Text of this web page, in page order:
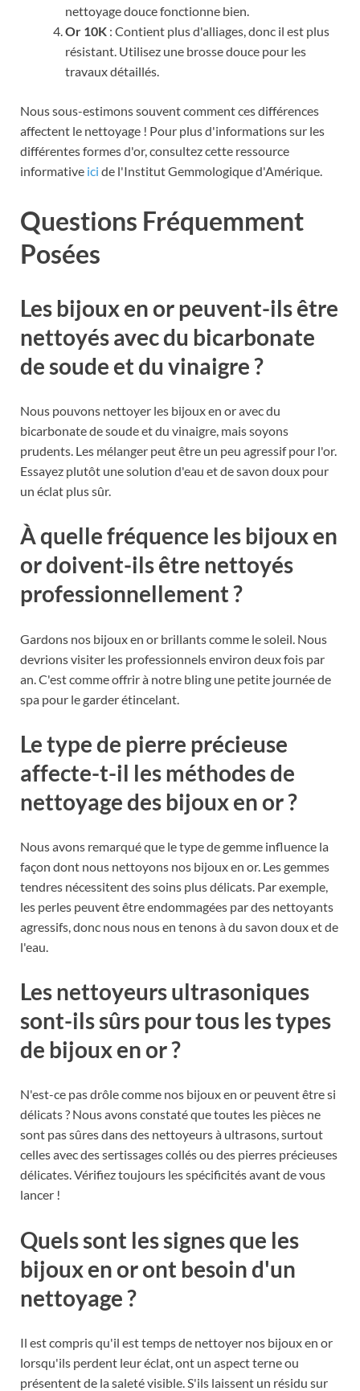
nettoyage douce fonctionne bien.
Or 10K : Contient plus d'alliages, donc il est plus
résistant. Utilisez une brosse douce pour les
travaux détaillés.
Nous sous-estimons souvent comment ces différences
affectent le nettoyage ! Pour plus d'informations sur les
différentes formes d'or, consultez cette ressource
informative ici de l'Institut Gemmologique d'Amérique.
Questions Fréquemment
Posées
Les bijoux en or peuvent-ils être
nettoyés avec du bicarbonate
de soude et du vinaigre ?
Nous pouvons nettoyer les bijoux en or avec du
bicarbonate de soude et du vinaigre, mais soyons
prudents. Les mélanger peut être un peu agressif pour l'or.
Essayez plutôt une solution d'eau et de savon doux pour
un éclat plus sûr.
À quelle fréquence les bijoux en
or doivent-ils être nettoyés
professionnellement ?
Gardons nos bijoux en or brillants comme le soleil. Nous
devrions visiter les professionnels environ deux fois par
an. C'est comme offrir à notre bling une petite journée de
spa pour le garder étincelant.
Le type de pierre précieuse
affecte-t-il les méthodes de
nettoyage des bijoux en or ?
Nous avons remarqué que le type de gemme influence la
façon dont nous nettoyons nos bijoux en or. Les gemmes
tendres nécessitent des soins plus délicats. Par exemple,
les perles peuvent être endommagées par des nettoyants
agressifs, donc nous nous en tenons à du savon doux et de
l'eau.
Les nettoyeurs ultrasoniques
sont-ils sûrs pour tous les types
de bijoux en or ?
N'est-ce pas drôle comme nos bijoux en or peuvent être si
délicats ? Nous avons constaté que toutes les pièces ne
sont pas sûres dans des nettoyeurs à ultrasons, surtout
celles avec des sertissages collés ou des pierres précieuses
délicates. Vérifiez toujours les spécificités avant de vous
lancer !
Quels sont les signes que les
bijoux en or ont besoin d'un
nettoyage ?
Il est compris qu'il est temps de nettoyer nos bijoux en or
lorsqu'ils perdent leur éclat, ont un aspect terne ou
présentent de la saleté visible. S'ils laissent un résidu sur